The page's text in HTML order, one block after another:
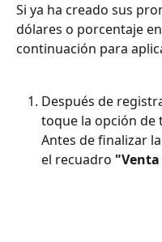
Si ya ha creado sus
dólares o porcentaje
continuación para
Después de
toque la opción de
Antes de finalizar
el recuadro